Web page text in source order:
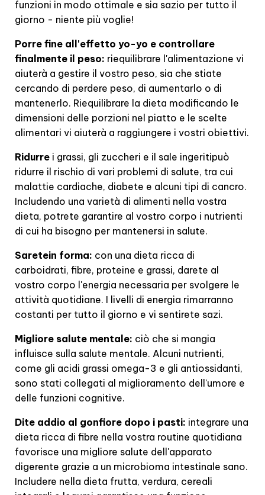
funzioni in modo ottimale e sia sazio per tutto il
giorno - niente più voglie!
Porre fine all'effetto yo-yo e controllare
finalmente il peso: riequilibrare l'alimentazione vi
aiuterà a gestire il vostro peso, sia che stiate
cercando di perdere peso, di aumentarlo o di
mantenerlo. Riequilibrare la dieta modificando le
dimensioni delle porzioni nel piatto e le scelte
alimentari vi aiuterà a raggiungere i vostri obiettivi.
Ridurre i grassi, gli zuccheri e il sale ingeritipuò
ridurre il rischio di vari problemi di salute, tra cui
malattie cardiache, diabete e alcuni tipi di cancro.
Includendo una varietà di alimenti nella vostra
dieta, potrete garantire al vostro corpo i nutrienti
di cui ha bisogno per mantenersi in salute.
Saretein forma: con una dieta ricca di
carboidrati, fibre, proteine e grassi, darete al
vostro corpo l'energia necessaria per svolgere le
attività quotidiane. I livelli di energia rimarranno
costanti per tutto il giorno e vi sentirete sazi.
Migliore salute mentale: ciò che si mangia
influisce sulla salute mentale. Alcuni nutrienti,
come gli acidi grassi omega-3 e gli antiossidanti,
sono stati collegati al miglioramento dell'umore e
delle funzioni cognitive.
Dite addio al gonfiore dopo i pasti: integrare una
dieta ricca di fibre nella vostra routine quotidiana
favorisce una migliore salute dell'apparato
digerente grazie a un microbioma intestinale sano.
Includere nella dieta frutta, verdura, cereali